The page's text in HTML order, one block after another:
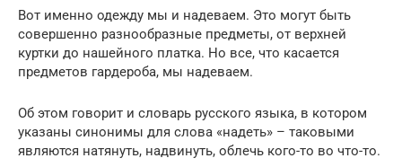
Вот именно одежду мы и надеваем. Это могут быть
совершенно разнообразные предметы, от верхней
куртки до нашейного платка. Но все, что касается
предметов гардероба, мы надеваем.
Об этом говорит и словарь русского языка, в котором
указаны синонимы для слова «надеть» – таковыми
являются натянуть, надвинуть, облечь кого-то во что-то.